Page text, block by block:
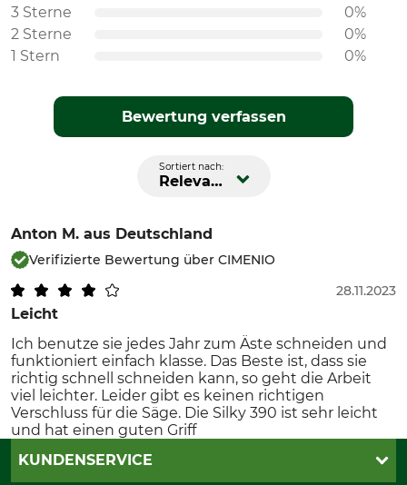
3 Sterne
0%
2 Sterne
0%
1 Stern
0%
Bewertung verfassen
Sortiert nach:
Relevanz
Anton M. aus Deutschland
Verifizierte Bewertung über CIMENIO
Leicht
28.11.2023
Ich benutze sie jedes Jahr zum Äste schneiden und
funktioniert einfach klasse. Das Beste ist, dass sie
richtig schnell schneiden kann, so geht die Arbeit
viel leichter. Leider gibt es keinen richtigen
Verschluss für die Säge. Die Silky 390 ist sehr leicht
und hat einen guten Griff
KUNDENSERVICE